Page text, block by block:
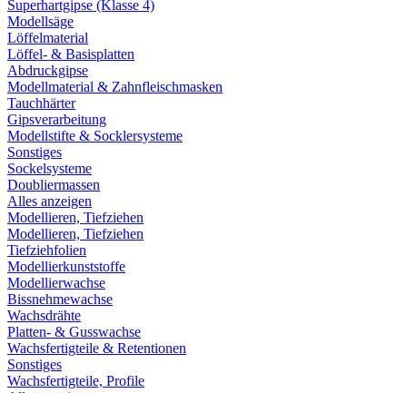
Superhartgipse (Klasse 4)
Modellsäge
Löffelmaterial
Löffel- & Basisplatten
Abdruckgipse
Modellmaterial & Zahnfleischmasken
Tauchhärter
Gipsverarbeitung
Modellstifte & Socklersysteme
Sonstiges
Sockelsysteme
Doubliermassen
Alles anzeigen
Modellieren, Tiefziehen
Modellieren, Tiefziehen
Tiefziehfolien
Modellierkunststoffe
Modellierwachse
Bissnehmewachse
Wachsdrähte
Platten- & Gusswachse
Wachsfertigteile & Retentionen
Sonstiges
Wachsfertigteile, Profile